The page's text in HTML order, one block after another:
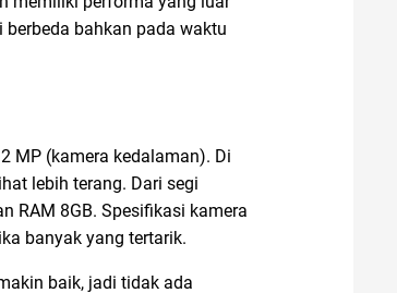
bahkan pada waktu
MP (kamera kedalaman). Di
lebih terang. Dari segi
RAM 8GB. Spesifikasi kamera
banyak yang tertarik.
baik, jadi tidak ada